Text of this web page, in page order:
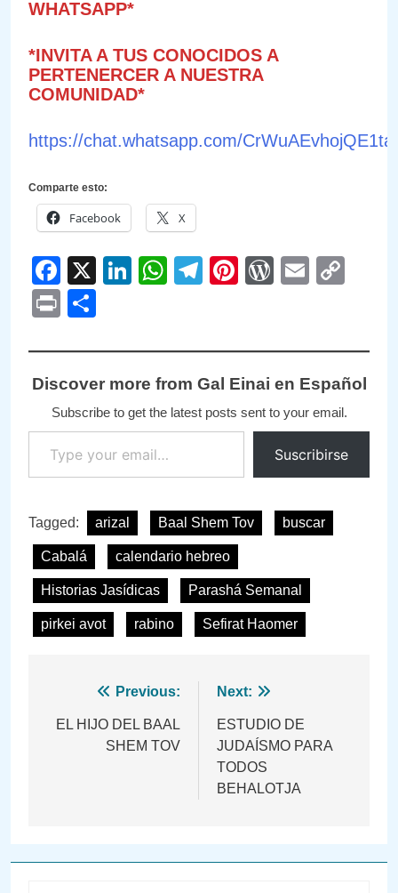
WHATSAPP*
*INVITA A TUS CONOCIDOS A
PERTENERCER A NUESTRA
COMUNIDAD*
https://chat.whatsapp.com/
Comparte esto:
Facebook X
Facebook
X LinkedIn
WhatsApp
Telegram
Pinterest
Email
Print
Discover more from Gal Einai en Español
Subscribe to get the latest posts sent to your email.
Type your email…
Suscribirse
Tagged: arizal Baal Shem Tov buscar
Cabalá calendario hebreo
Historias Jasídicas Parashá Semanal
pirkei avot rabino Sefirat Haomer
Navegación
de
Previous:
EL HIJO DEL BAAL
SHEM TOV
Next:
ESTUDIO DE
JUDAÍSMO PARA
TODOS
BEHALOTJA